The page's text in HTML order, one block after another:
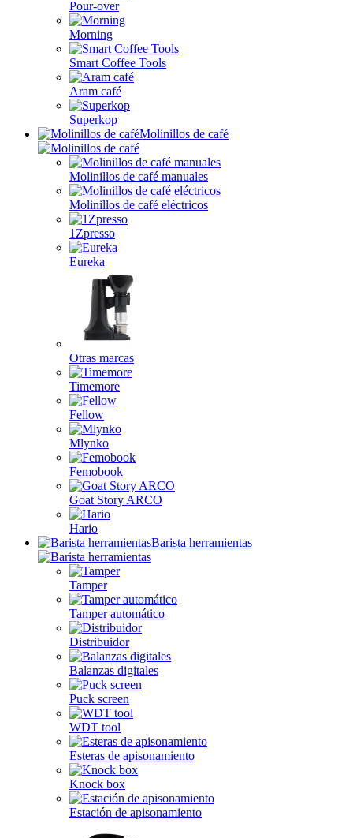
Pour-over
Morning
Smart Coffee Tools
Aram café
Superkop
Molinillos de café
Molinillos de café manuales
Molinillos de café eléctricos
1Zpresso
Eureka
Otras marcas
Timemore
Fellow
Mlynko
Femobook
Goat Story ARCO
Hario
Barista herramientas
Tamper
Tamper automático
Distribuidor
Balanzas digitales
Puck screen
WDT tool
Esteras de apisonamiento
Knock box
Estación de apisonamiento